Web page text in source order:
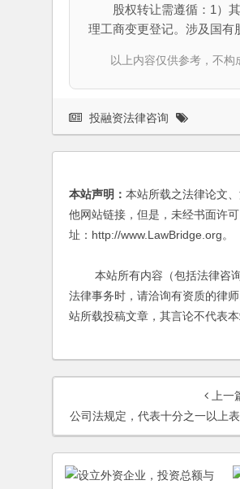
股权转让需遵循：1）
理工商变更登记。涉及国有
以上内容仅供参考，不
投融资法律咨询
本站声明： 本站所载之法律论文
他网站链接，但是，未经书面许
址：http://www.LawBridge.org。
本站所有内容（包括法律咨询
法律事务时，请洽询有资质的律
站所载投稿文章，其言论不代表
上一
公司法规定，代表十分之一以上表决权的股东可以提议召